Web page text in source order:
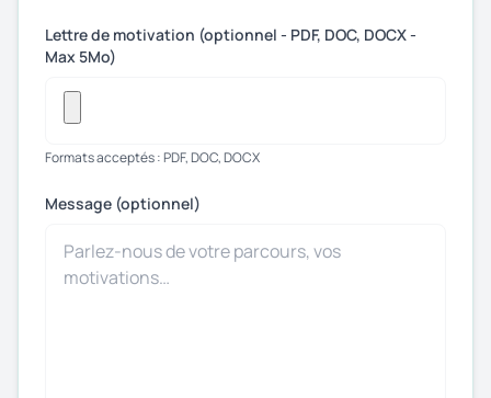
Lettre de motivation (optionnel - PDF, DOC, DOCX -
Max 5Mo)
Formats acceptés : PDF, DOC, DOCX
Message (optionnel)